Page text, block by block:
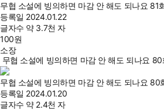
무협 소설에 빙의하면 마감 안 해도 되나요 81
등록일 2024.01.22
글자수 약 3.7천 자
100원
소장
무협 소설에 빙의하면 마감 안 해도 되나요 80
무협 소설에 빙의하면 마감 안 해도 되나요 80
등록일 2024.01.20
글자수 약 2.4천 자